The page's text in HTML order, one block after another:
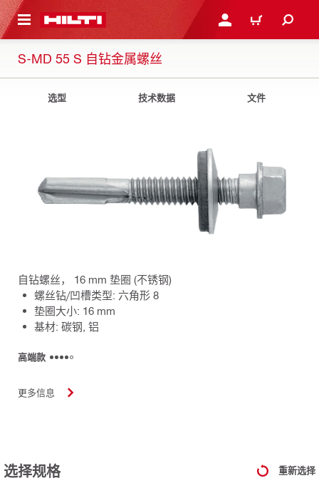
到主页 登录或注册购物车
S-MD 55 S 自钻金属螺丝
选型 技术数据 文件
自钻螺丝， 16 mm 垫圈 (不锈钢)
螺丝钻/凹槽类型: 六角形 8
垫圈大小: 16 mm
基材: 碳钢, 铝
高端款
更多信息
选择规格 重新选择